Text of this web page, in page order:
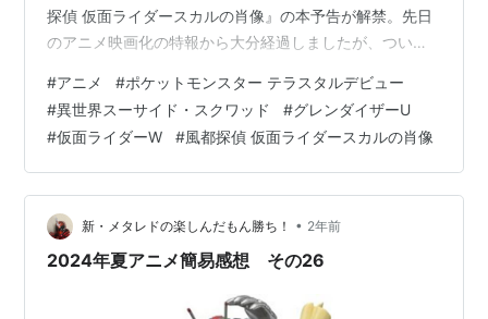
探偵 仮面ライダースカルの肖像』の本予告が解禁。先日
のアニメ映画化の特報から大分経過しましたが、ついに
metared19.hatenablog.com ↑特報解禁時の所感につい
ては上の記事を参照。 津田健次郎さん演じるおやっさん
（鳴海荘吉／仮面ライダースカル）だけでなく、他のメ
インキャストも明かされ映画の実感がより沸いてくるも
のだったと思います。個人的には少年時代…
#アニメ #ポケットモンスター テラスタルデビュー
#異世界スーサイド・スクワッド #グレンダイザーU
#仮面ライダーW #風都探偵 仮面ライダースカルの肖像
新・メタレドの楽しんだもん勝ち！ • 2年前
2024年夏アニメ簡易感想 その26